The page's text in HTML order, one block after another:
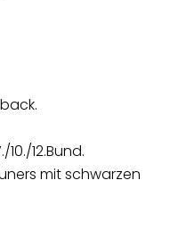
12.Bund.
mit schwarzen